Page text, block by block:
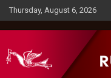
Skip
to
content
Thursday, August 6, 2026
Rupavahini